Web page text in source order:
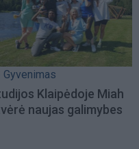
Gyvenimas
Klaipėdoje Miah
naujas galimybes